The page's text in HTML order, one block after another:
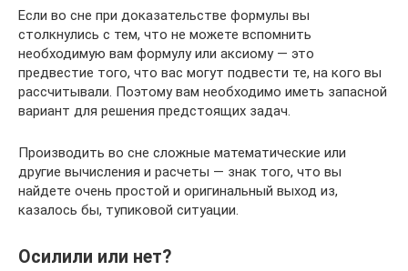
Если во сне при доказательстве формулы вы
столкнулись с тем, что не можете вспомнить
необходимую вам формулу или аксиому — это
предвестие того, что вас могут подвести те, на кого вы
рассчитывали. Поэтому вам необходимо иметь запасной
вариант для решения предстоящих задач.
Производить во сне сложные математические или
другие вычисления и расчеты — знак того, что вы
найдете очень простой и оригинальный выход из,
казалось бы, тупиковой ситуации.
Осилили или нет?